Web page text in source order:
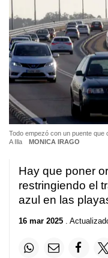
Todo empezó con un puente
A Illa
MONICA IRAGO
Hay que poner
restringiendo el
azul en las
16 mar 2025 .